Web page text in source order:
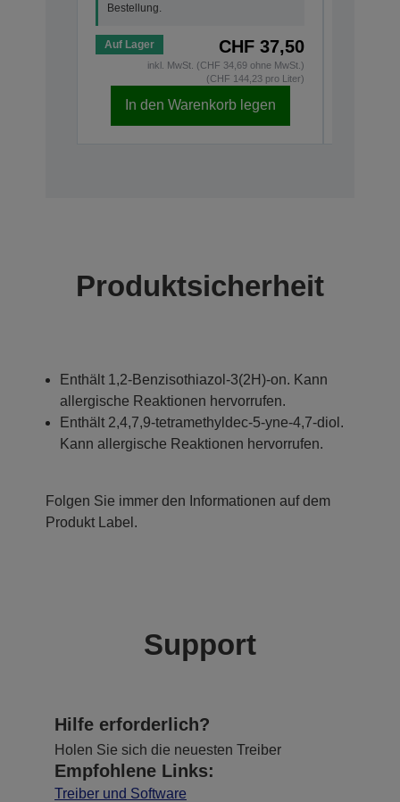
Bestellung.
Auf Lager CHF 37,50
inkl. MwSt. (CHF 34,69 ohne MwSt.)
(CHF 144,23 pro Liter)
In den Warenkorb legen
Produktsicherheit
Enthält 1,2-Benzisothiazol-3(2H)-on. Kann
allergische Reaktionen hervorrufen.
Enthält 2,4,7,9-tetramethyldec-5-yne-4,7-diol.
Kann allergische Reaktionen hervorrufen.
Folgen Sie immer den Informationen auf dem
Produkt Label.
Support
Hilfe erforderlich?
Holen Sie sich die neuesten Treiber
Empfohlene Links:
Treiber und Software